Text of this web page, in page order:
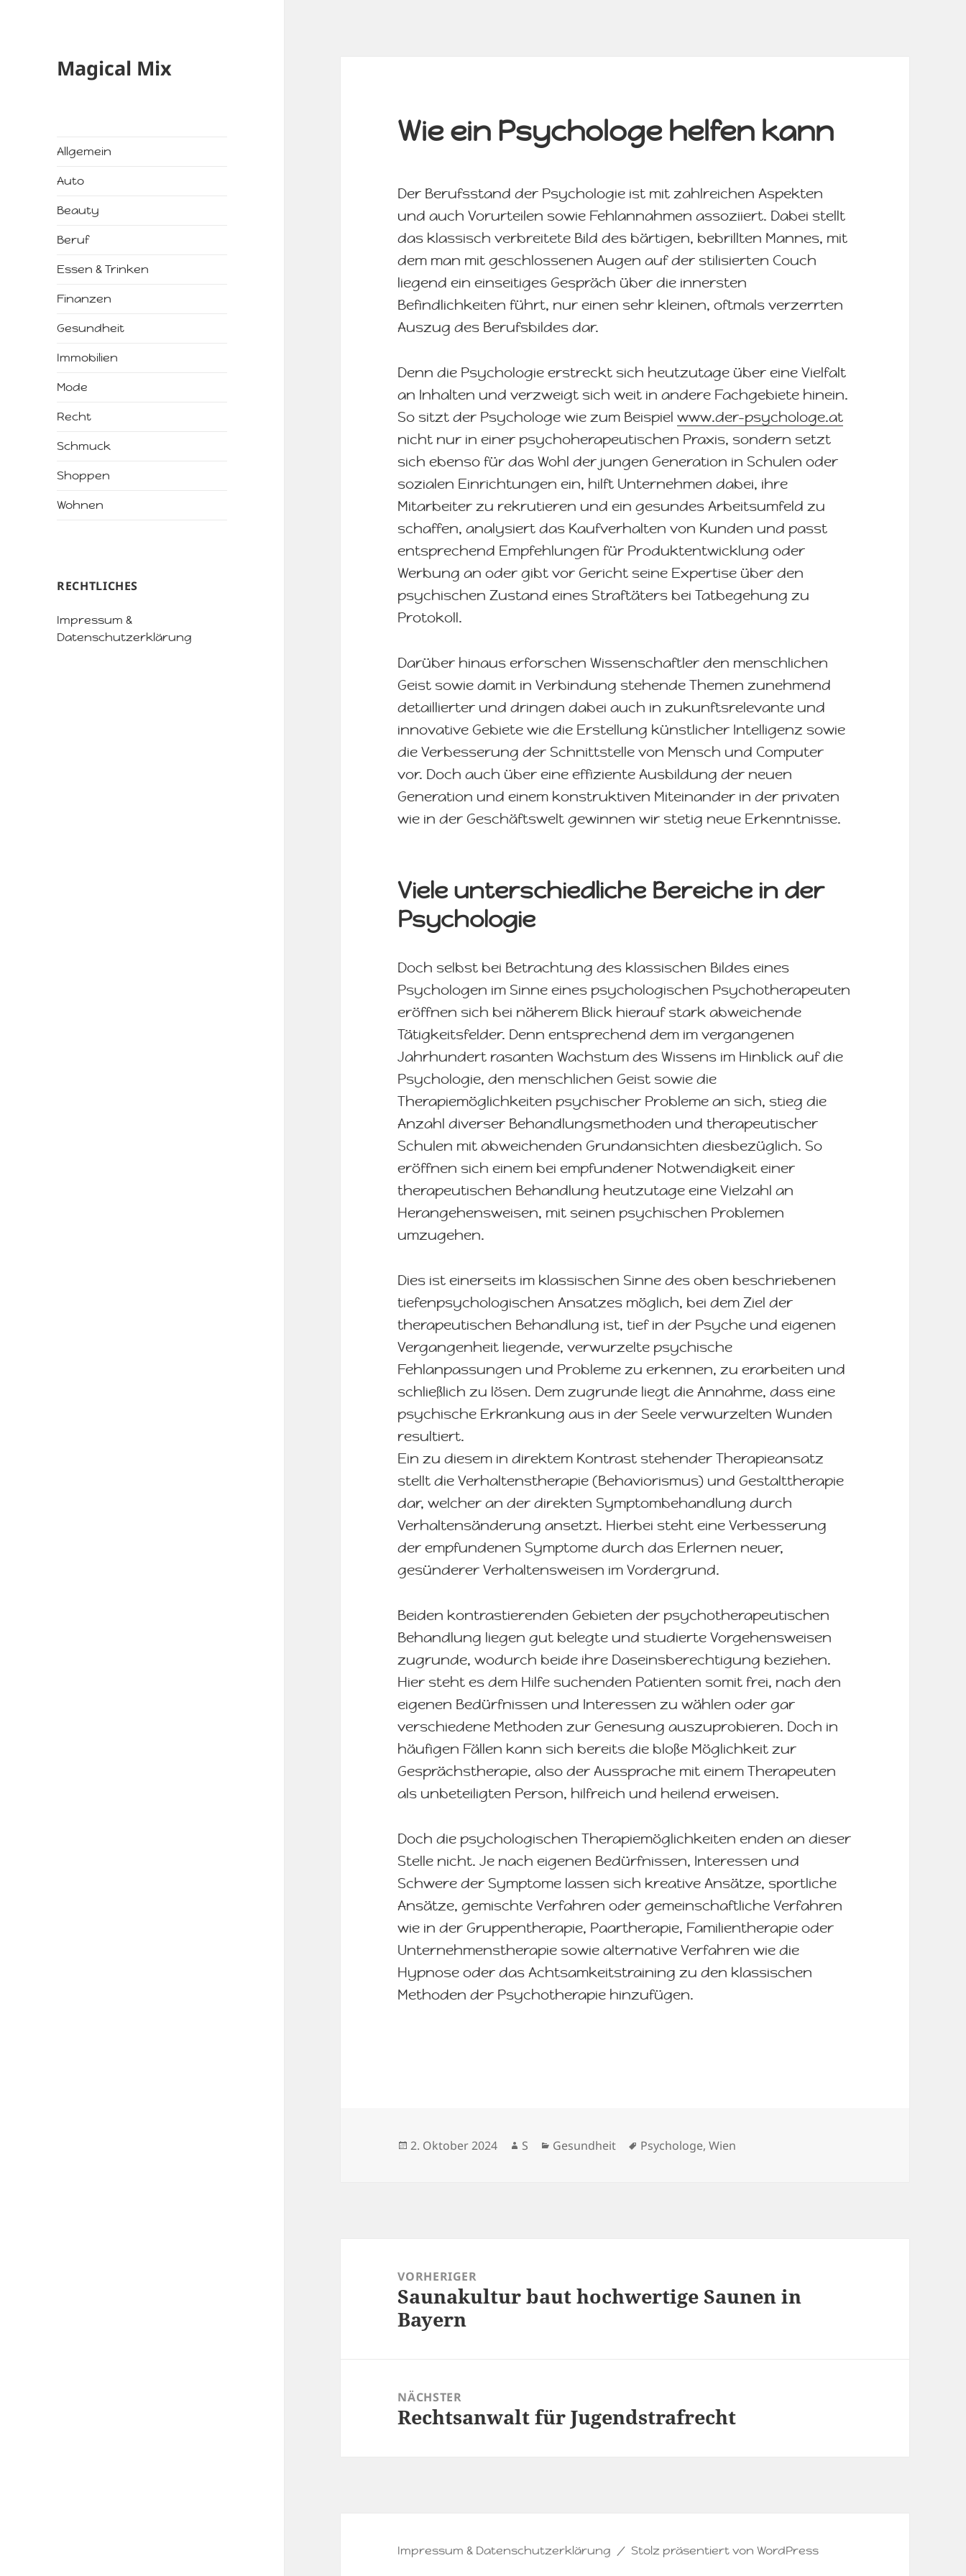
Magical Mix
Allgemein
Auto
Beauty
Beruf
Essen & Trinken
Finanzen
Gesundheit
Immobilien
Mode
Recht
Schmuck
Shoppen
Wohnen
RECHTLICHES
Impressum &
Datenschutzerklärung
Wie ein Psychologe helfen kann
Der Berufsstand der Psychologie ist mit zahlreichen Aspekten
und auch Vorurteilen sowie Fehlannahmen assoziiert. Dabei stellt
das klassisch verbreitete Bild des bärtigen, bebrillten Mannes, mit
dem man mit geschlossenen Augen auf der stilisierten Couch
liegend ein einseitiges Gespräch über die innersten
Befindlichkeiten führt, nur einen sehr kleinen, oftmals verzerrten
Auszug des Berufsbildes dar.
Denn die Psychologie erstreckt sich heutzutage über eine Vielfalt
an Inhalten und verzweigt sich weit in andere Fachgebiete hinein.
So sitzt der Psychologe wie zum Beispielwww.der-psychologe.at
nicht nur in einer psychoherapeutischen Praxis, sondern setzt
sich ebenso für das Wohl der jungen Generation in Schulen oder
sozialen Einrichtungen ein, hilft Unternehmen dabei, ihre
Mitarbeiter zu rekrutieren und ein gesundes Arbeitsumfeld zu
schaffen, analysiert das Kaufverhalten von Kunden und passt
entsprechend Empfehlungen für Produktentwicklung oder
Werbung an oder gibt vor Gericht seine Expertise über den
psychischen Zustand eines Straftäters bei Tatbegehung zu
Protokoll.
Darüber hinaus erforschen Wissenschaftler den menschlichen
Geist sowie damit in Verbindung stehende Themen zunehmend
detaillierter und dringen dabei auch in zukunftsrelevante und
innovative Gebiete wie die Erstellung künstlicher Intelligenz sowie
die Verbesserung der Schnittstelle von Mensch und Computer
vor. Doch auch über eine effiziente Ausbildung der neuen
Generation und einem konstruktiven Miteinander in der privaten
wie in der Geschäftswelt gewinnen wir stetig neue Erkenntnisse.
Viele unterschiedliche Bereiche in der
Psychologie
Doch selbst bei Betrachtung des klassischen Bildes eines
Psychologen im Sinne eines psychologischen Psychotherapeuten
eröffnen sich bei näherem Blick hierauf stark abweichende
Tätigkeitsfelder. Denn entsprechend dem im vergangenen
Jahrhundert rasanten Wachstum des Wissens im Hinblick auf die
Psychologie, den menschlichen Geist sowie die
Therapiemöglichkeiten psychischer Probleme an sich, stieg die
Anzahl diverser Behandlungsmethoden und therapeutischer
Schulen mit abweichenden Grundansichten diesbezüglich. So
eröffnen sich einem bei empfundener Notwendigkeit einer
therapeutischen Behandlung heutzutage eine Vielzahl an
Herangehensweisen, mit seinen psychischen Problemen
umzugehen.
Dies ist einerseits im klassischen Sinne des oben beschriebenen
tiefenpsychologischen Ansatzes möglich, bei dem Ziel der
therapeutischen Behandlung ist, tief in der Psyche und eigenen
Vergangenheit liegende, verwurzelte psychische
Fehlanpassungen und Probleme zu erkennen, zu erarbeiten und
schließlich zu lösen. Dem zugrunde liegt die Annahme, dass eine
psychische Erkrankung aus in der Seele verwurzelten Wunden
resultiert.
Ein zu diesem in direktem Kontrast stehender Therapieansatz
stellt die Verhaltenstherapie (Behaviorismus) und Gestalttherapie
dar, welcher an der direkten Symptombehandlung durch
Verhaltensänderung ansetzt. Hierbei steht eine Verbesserung
der empfundenen Symptome durch das Erlernen neuer,
gesünderer Verhaltensweisen im Vordergrund.
Beiden kontrastierenden Gebieten der psychotherapeutischen
Behandlung liegen gut belegte und studierte Vorgehensweisen
zugrunde, wodurch beide ihre Daseinsberechtigung beziehen.
Hier steht es dem Hilfe suchenden Patienten somit frei, nach den
eigenen Bedürfnissen und Interessen zu wählen oder gar
verschiedene Methoden zur Genesung auszuprobieren. Doch in
häufigen Fällen kann sich bereits die bloße Möglichkeit zur
Gesprächstherapie, also der Aussprache mit einem Therapeuten
als unbeteiligten Person, hilfreich und heilend erweisen.
Doch die psychologischen Therapiemöglichkeiten enden an dieser
Stelle nicht. Je nach eigenen Bedürfnissen, Interessen und
Schwere der Symptome lassen sich kreative Ansätze, sportliche
Ansätze, gemischte Verfahren oder gemeinschaftliche Verfahren
wie in der Gruppentherapie, Paartherapie, Familientherapie oder
Unternehmenstherapie sowie alternative Verfahren wie die
Hypnose oder das Achtsamkeitstraining zu den klassischen
Methoden der Psychotherapie hinzufügen.
Veröffentlicht
2. Oktober 2024 Autor
S Kategorien
Gesundheit Schlagwörter
Psychologe,Wien
VORHERIGER
Vorheriger
Beitrag:
Saunakultur baut hochwertige Saunen in
Bayern
NÄCHSTER
Nächster
Rechtsanwalt für Jugendstrafrecht
Impressum & Datenschutzerklärung Stolz präsentiert von WordPress